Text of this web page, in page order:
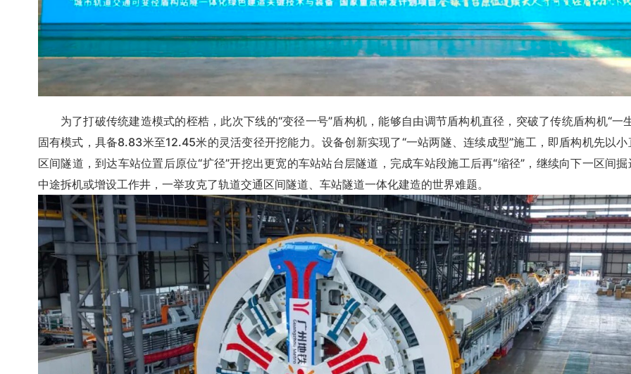
为了打破传统建造模式的桎梏，此次下线的“变径一号”盾构机，能够自由调节盾构机直径，突破了传统盾构机“一
固有模式，具备8.83米至12.45米的灵活变径开挖能力。设备创新实现了“一站两隧、连续成型”施工，即盾构机先以
区间隧道，到达车站位置后原位“扩径”开挖出更宽的车站站台层隧道，完成车站段施工后再“缩径”，继续向下一区间
中途拆机或增设工作井，一举攻克了轨道交通区间隧道、车站隧道一体化建造的世界难题。